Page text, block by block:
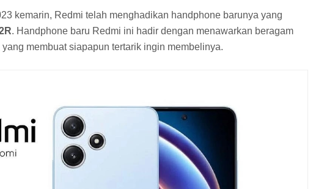
kemarin, Redmi telah menghadikan handphone barunya yang
. Handphone baru Redmi ini hadir dengan menawarkan beragam
membuat siapapun tertarik ingin membelinya.